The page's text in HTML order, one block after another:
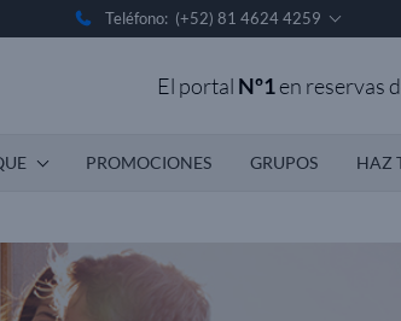
Teléfono: (+52) 81 4624 4259
El portal Nº1en reservas
PROMOCIONES GRUPOS HAZ